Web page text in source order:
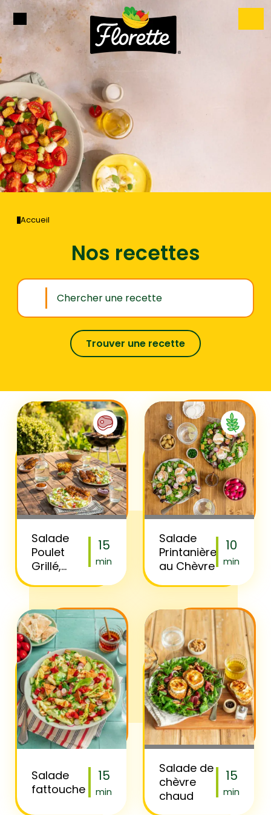
Accueil
Nos recettes
Trouver une recette
Salade
Poulet
Grillé,
BBQ
15
min
Salade
Printanière
au Chèvre
10
min
Salade
fattouche
15
min
Salade de
chèvre
chaud
15
min